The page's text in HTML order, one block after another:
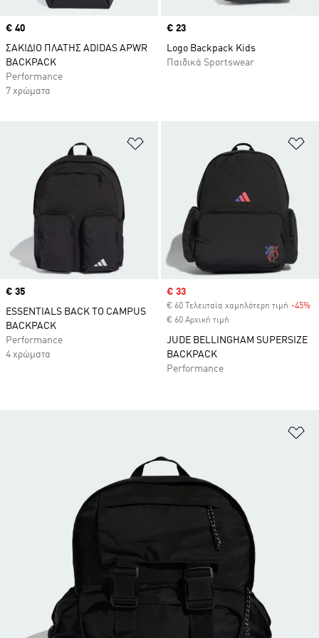
Price
€ 40
ΣΑΚΙΔΙΟ ΠΛΑΤΗΣ ADIDAS APWR
BACKPACK
Performance
7 χρώματα
Price
€ 23
Logo Backpack Kids
Παιδικά Sportswear
Προσθήκη στη Λίστα Επιθυμιών
Price
€ 35
ESSENTIALS BACK TO CAMPUS
BACKPACK
Performance
4 χρώματα
Sale price
€ 33
€ 60 Τελευταία χαμηλότερη τιμή -45%
€ 60 Αρχική τιμή
JUDE BELLINGHAM SUPERSIZE
BACKPACK
Performance